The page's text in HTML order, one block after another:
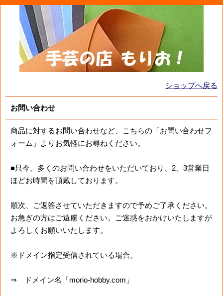
ショップへ戻る
お問い合わせ
商品に対するお問い合わせなど、こちらの「お問い合わせフ
ォーム」よりお気軽にお尋ねください。
■只今、多くのお問い合わせをいただいており、2、3営業日
ほどお時間を頂戴しております。
順次、ご返答させていただきますので予めご了承ください。
お急ぎの方はご遠慮ください。ご迷惑をおかけいたしますが
よろしくお願いいたします。
※ドメイン指定受信されている場合。
⇒ ドメイン名「morio-hobby.com」